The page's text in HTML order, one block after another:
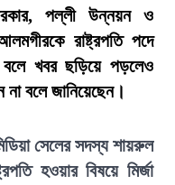
পল্লী উন্নয়ন ও
রাষ্ট্রপতি পদে
বলে খবর ছড়িয়ে পড়লেও
না বলে জানিয়েছেন।
সেলের সদস্য শায়রুল
হওয়ার বিষয়ে মির্জা